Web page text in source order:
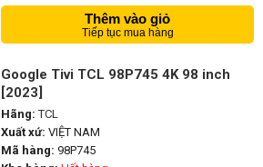
Thêm vào giỏ
Tiếp tục mua hàng
Google Tivi TCL 98P745 4K 98 inch
[2023]
Hãng: TCL
Xuất xứ: VIỆT NAM
Mã hàng: 98P745